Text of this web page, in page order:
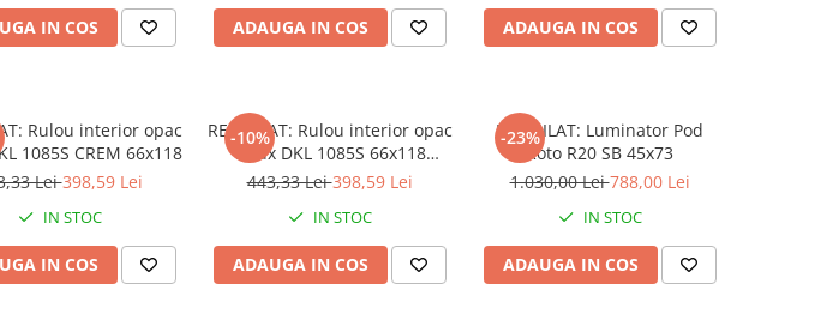
IN COS ADAUGA IN COS ADAUGA IN COS
Rulou interior opac
1085S CREM 66x118
Lei398,59 Lei
IN STOC
IN COS
-10%
RESIGILAT: Rulou interior opac
Velux DKL 1085S 66x118
Generatie Veche
443,33 Lei398,59 Lei
IN STOC
ADAUGA IN COS
-23%
RESIGILAT: Luminator Pod
Roto R20 SB 45x73
1.030,00 Lei788,00 Lei
IN STOC
ADAUGA IN COS